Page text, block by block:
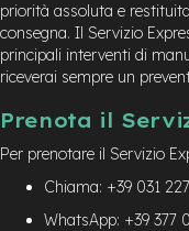
priorità assoluta e
consegna. Il Servizio
principali interventi di
riceverai sempre un
Prenota il
Per prenotare il Servizio
Chiama: +39 031
WhatsApp: +39 377